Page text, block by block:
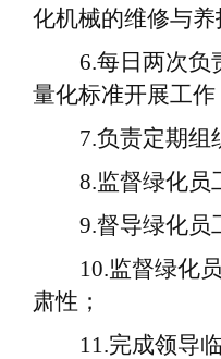
化机械的维修与养
6.每日两次负
量化标准开展工作
7.负责定期组
8.监督绿化员
9.督导绿化员
10.监督绿化
肃性；
11.完成领导